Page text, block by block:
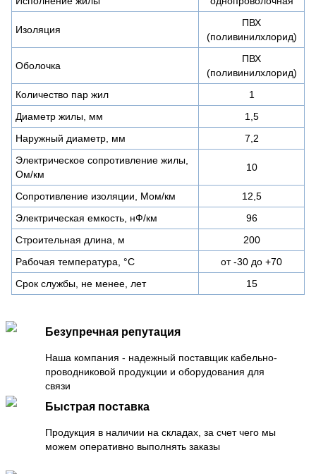
Изоляция
ПВХ
(поливинилхлорид)
Оболочка
ПВХ
(поливинилхлорид)
Количество пар жил
1
Диаметр жилы, мм
1,5
Наружный диаметр, мм
7,2
Электрическое сопротивление жилы,
Ом/км
10
Сопротивление изоляции, Мом/км
12,5
Электрическая емкость, нФ/км
96
Строительная длина, м
200
Рабочая температура, °С
от -30 до +70
Срок службы, не менее, лет
15
Безупречная репутация
Наша компания - надежный поставщик кабельно-
проводниковой продукции и оборудования для
связи
Быстрая поставка
Продукция в наличии на складах, за счет чего мы
можем оперативно выполнять заказы